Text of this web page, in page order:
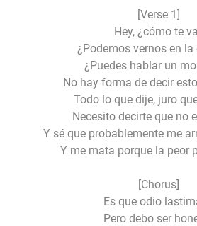
[Verse 1]
Hey, ¿cómo te
¿Podemos vernos en la
¿Puedes hablar un
No hay forma de decir
Todo lo que dije, juro
Necesito decirte que no
Y sé que probablemente me
Y me mata porque la peor
[Chorus]
Es que odio
Pero debo ser